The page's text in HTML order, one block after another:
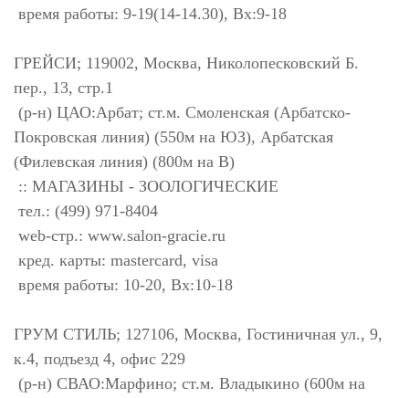
время работы: 9-19(14-14.30), Вх:9-18
ГРЕЙСИ; 119002, Москва, Николопесковский Б.
пер., 13, стр.1
(р-н) ЦАО:Арбат; ст.м. Смоленская (Арбатско-
Покровская линия) (550м на ЮЗ), Арбатская
(Филевская линия) (800м на В)
:: МАГАЗИНЫ - ЗООЛОГИЧЕСКИЕ
тел.: (499) 971-8404
web-стр.: www.salon-gracie.ru
кред. карты: mastercard, visa
время работы: 10-20, Вх:10-18
ГРУМ СТИЛЬ; 127106, Москва, Гостиничная ул., 9,
к.4, подъезд 4, офис 229
(р-н) СВАО:Марфино; ст.м. Владыкино (600м на